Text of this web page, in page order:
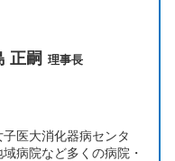
正嗣 理事長
医大消化器病センタ
病院など多くの病院・